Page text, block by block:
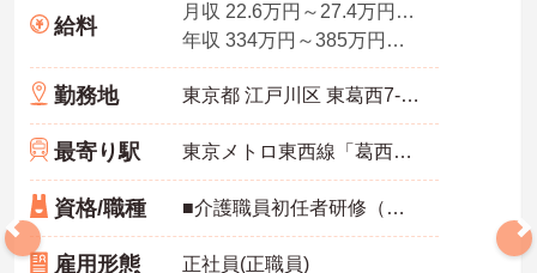
給料
月収 22.6万円～27.4万円程度
年収 334万円～385万円程度
勤務地 東京都 江戸川区 東葛西7-13-8
最寄り駅 東京メトロ東西線「葛西駅」徒歩8分
資格/職種 ■介護職員初任者研修（ヘルパー2級）以上
雇用形態 正社員(正職員)